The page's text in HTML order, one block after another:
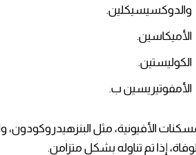
والدوكسيسيكلين.
الأميكاسين.
الكوليستين.
الأمفوتيريسين ب.
الأفيونية، مثل البنزهيدروكودون،
إذا تم تناوله بشكل متزامن.